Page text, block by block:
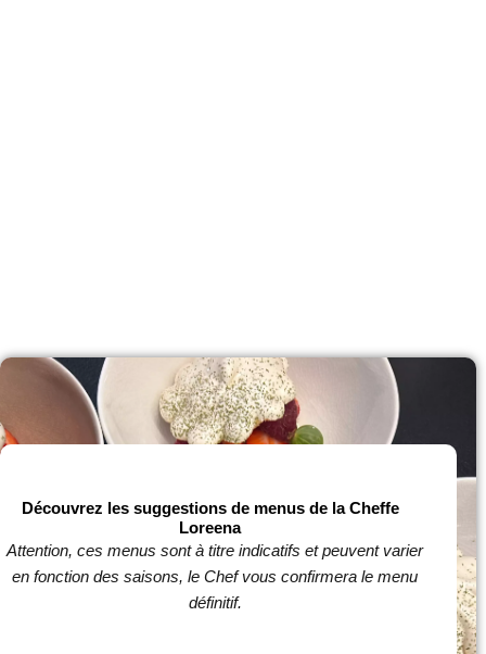
Découvrez les suggestions de menus de la Cheffe
Loreena
Attention, ces menus sont à titre indicatifs et peuvent varier
en fonction des saisons, le Chef vous confirmera le menu
définitif.